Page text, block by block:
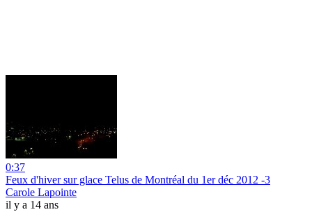
0:37
Feux d'hiver sur glace Telus de Montréal du 1er déc 2012 -3
Carole Lapointe
il y a 14 ans